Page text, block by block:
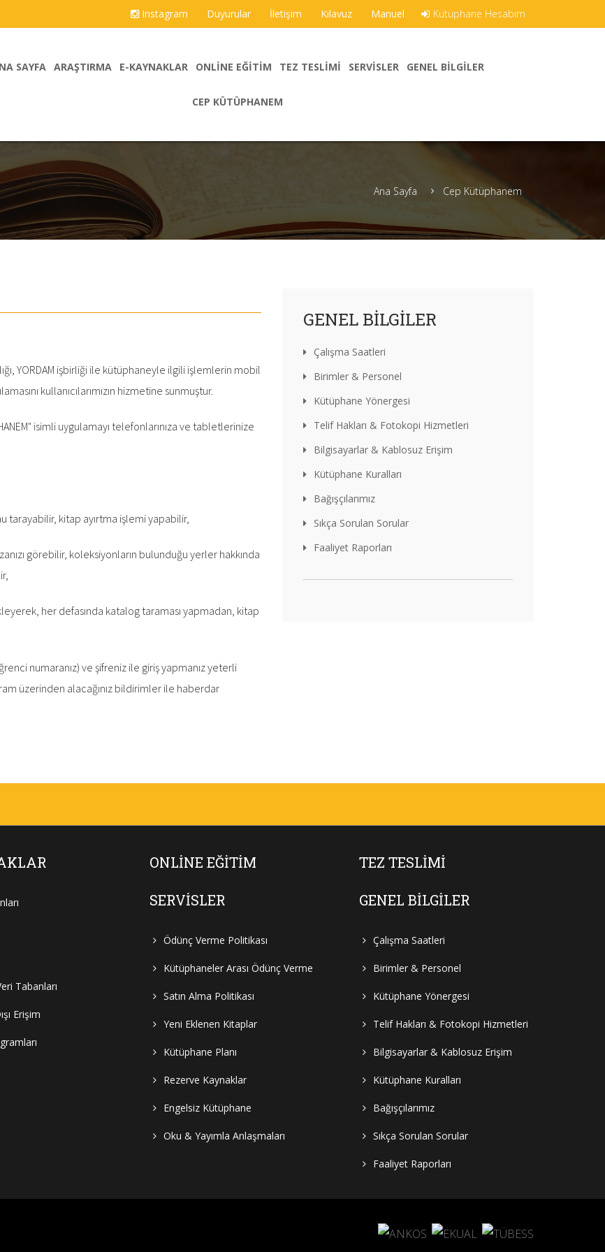
Kütüphane Hesabım
Instagram Duyurular İletişim Kılavuz Manuel
SAYFA ARAŞTIRMA E-KAYNAKLAR ONLINE EĞITIM TEZ TESLIMI SERVISLER GENEL BILGILER
CEP KÜTÜPHANEM
Ana Sayfa Cep Kütüphanem
YORDAM işbirliği ile kütüphaneyle ilgili işlemlerin mobil
kullanıcılarımızın hizmetine sunmuştur.
isimli uygulamayı telefonlarınıza ve tabletlerinize
tarayabilir, kitap ayırtma işlemi yapabilir,
görebilir, koleksiyonların bulunduğu yerler hakkında
her defasında katalog taraması yapmadan, kitap
numaranız) ve şifreniz ile giriş yapmanız yeterli
üzerinden alacağınız bildirimler ile haberdar
GENEL BILGILER
Çalışma Saatleri
Birimler & Personel
Kütüphane Yönergesi
Telif Hakları & Fotokopi Hizmetleri
Bilgisayarlar & Kablosuz Erişim
Kütüphane Kuralları
Bağışçılarımız
Sıkça Sorulan Sorular
Faaliyet Raporları
Tabanları
Erişim
ONLINE EĞITIM TEZ TESLIMI
SERVISLER
Ödünç Verme Politikası
Kütüphaneler Arası Ödünç Verme
Satın Alma Politikası
Yeni Eklenen Kitaplar
Kütüphane Planı
Rezerve Kaynaklar
Engelsiz Kütüphane
Oku & Yayımla Anlaşmaları
GENEL BILGILER
Çalışma Saatleri
Birimler & Personel
Kütüphane Yönergesi
Telif Hakları & Fotokopi Hizmetleri
Bilgisayarlar & Kablosuz Erişim
Kütüphane Kuralları
Bağışçılarımız
Sıkça Sorulan Sorular
Faaliyet Raporları